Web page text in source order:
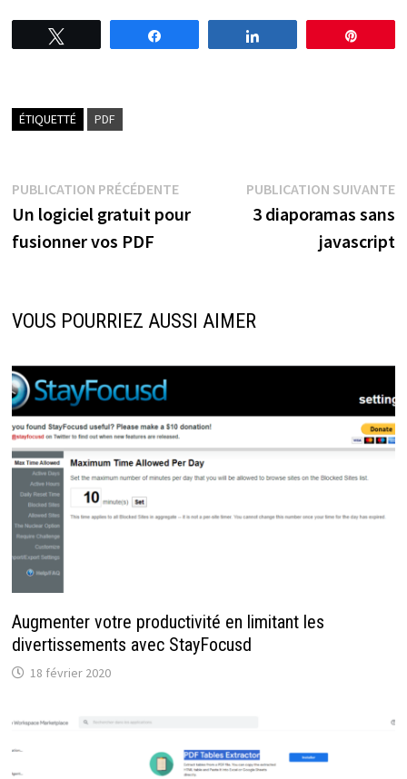
ÉTIQUETTÉ PDF
Navigation
de
PUBLICATION PRÉCÉDENTEPublication
précédente :
Un logiciel gratuit pour
fusionner vos PDF
PUBLICATION SUIVANTE
3 diaporamas sans
javascript
VOUS POURRIEZ AUSSI AIMER
Augmenter votre productivité en limitant les
divertissements avec StayFocusd
18 février 2020